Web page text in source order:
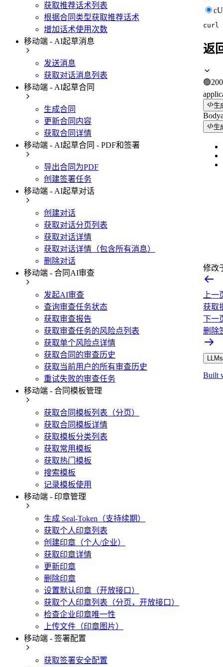
获取推荐话术列表
根据合同类型获取推荐话术
增加话术使用次数
移动端 - AI起草消息
发送消息
获取对话消息列表
移动端 - AI起草合同
生成合同
更新合同内容
获取合同详情
移动端 - AI起草合同 - PDF和签署
导出合同为PDF
创建签署任务
移动端 - AI起草对话
创建对话
获取对话分页列表
获取对话详情
获取对话详情（包含所有消息）
删除对话
移动端 - 合同AI审查
发起AI审查
查询审查任务状态
获取审查报告
获取审查任务的风险点列表
获取单个风险点详情
获取合同的审查历史
获取当前用户的所有审查历史
重试失败的审查任务
移动端 - 合同模板管理
获取合同模板列表（分页）
获取合同模板详情
获取模板分类列表
获取常用模板
获取热门模板
搜索模板
记录模板使用
移动端 - 印章管理
生成 Seal-Token（支持续期）
获取个人印章列表
创建印章（个人/企业）
获取印章详情
更新印章
删除印章
设置默认印章（开放接口）
获取个人印章列表（分页，开放接口）
检查企业印章唯一性
上传文件（印章图片）
移动端 - 签署配置
获取签署安全配置
curl
返
🟢200
生
Body
生
修改
上一
获取
下一
删除
Built